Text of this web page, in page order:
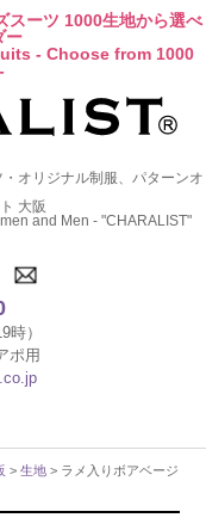
スーツ 1000生地から選べ
ー
- Choose from 1000
オリジナル制服、パターンオ
大阪
and Men - "CHARALIST"
時）
ポ用
>生地 > ラメ入りボアベージ